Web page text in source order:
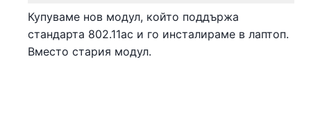
Купуваме нов модул, който поддържа
стандарта 802.11ac и го инсталираме в лаптоп.
Вместо стария модул.